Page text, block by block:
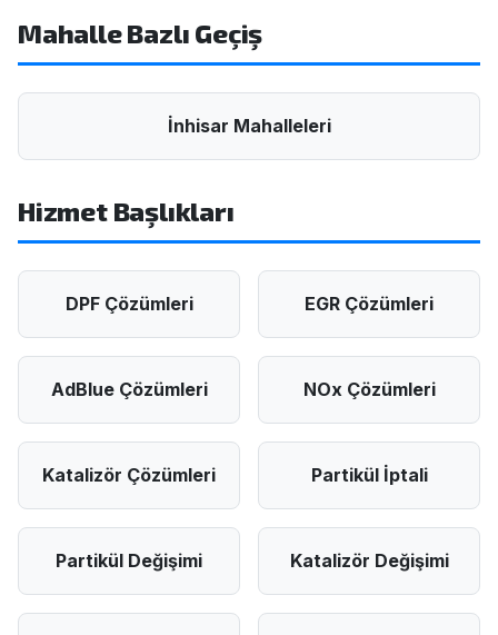
Mahalle Bazlı Geçiş
İnhisar Mahalleleri
Hizmet Başlıkları
DPF Çözümleri EGR Çözümleri
AdBlue Çözümleri NOx Çözümleri
Katalizör Çözümleri Partikül İptali
Partikül Değişimi Katalizör Değişimi